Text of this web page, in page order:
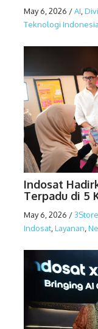
May 6, 2026 /AI
Teknologi Indonesia
Indosat
Terpadu di 5
May 6, 2026 /3Store
Indosat Layanan